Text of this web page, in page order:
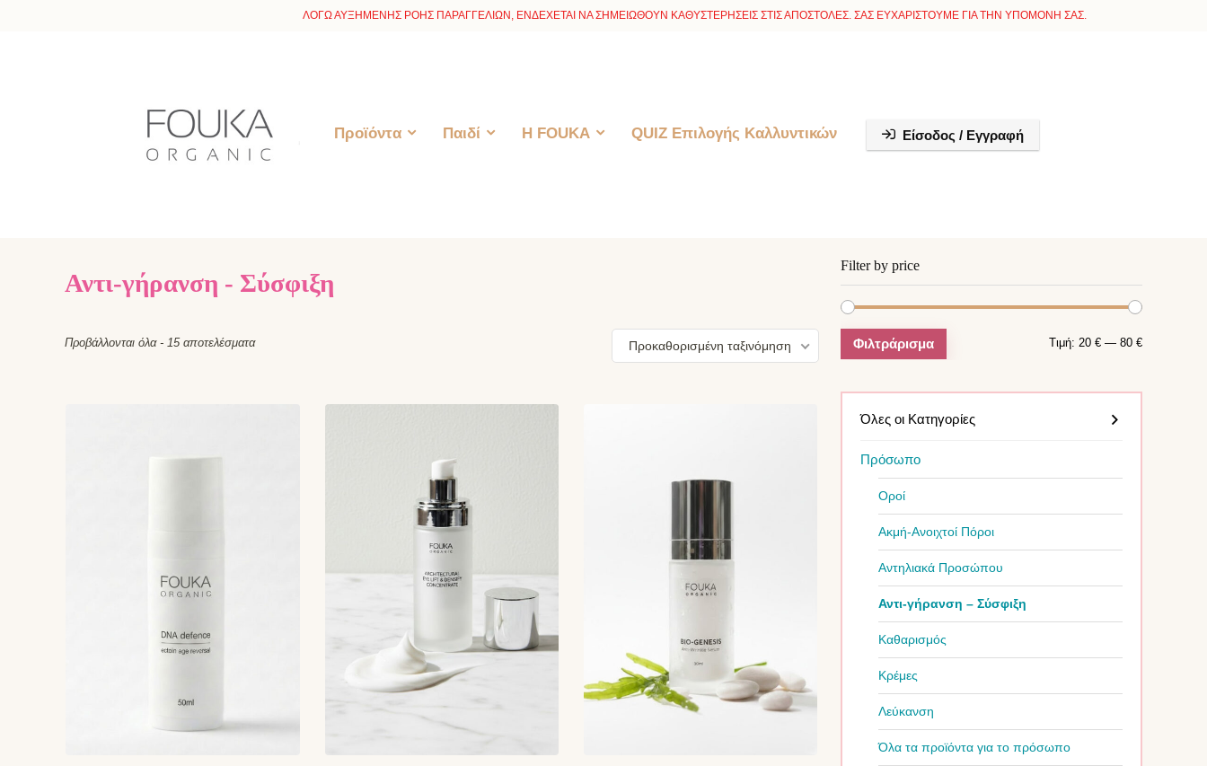
ΛΟΓΩ ΑΥΞΗΜΕΝΗΣ ΡΟΗΣ ΠΑΡΑΓΓΕΛΙΩΝ, ΕΝΔΕΧΕΤΑΙ ΝΑ ΣΗΜΕΙΩΘΟΥΝ ΚΑΘΥΣΤΕΡΗΣΕΙΣ ΣΤΙΣ ΑΠΟΣΤΟΛΕΣ. ΣΑΣ ΕΥΧΑΡΙΣΤΟΥΜΕ ΓΙΑ ΤΗΝ ΥΠΟΜΟΝΗ ΣΑΣ.
Προϊόντα Παιδί H FOUKA QUIZ Επιλογής Καλλυντικών Είσοδος / Εγγραφή
Αντι-γήρανση - Σύσφιξη
Προβάλλονται όλα - 15 αποτελέσματα Προκαθορισμένη ταξινόμηση
Filter by price
Ελάχιστη
Μέγιστη
Φιλτράρισμα Τιμή: 20 € — 80 €
Όλες οι Κατηγορίες
Πρόσωπο
Οροί
Ακμή-Ανοιχτοί Πόροι
Αντηλιακά Προσώπου
Αντι-γήρανση – Σύσφιξη
Καθαρισμός
Κρέμες
Λεύκανση
Όλα τα προϊόντα για το πρόσωπο